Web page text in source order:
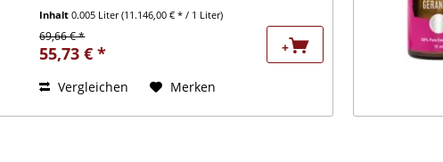
Wolke" genannt. Das...
Inhalt0.005 Liter(11.146,00 € * / 1 Liter)
69,66 € *
55,73 € * +
Vergleichen Merken